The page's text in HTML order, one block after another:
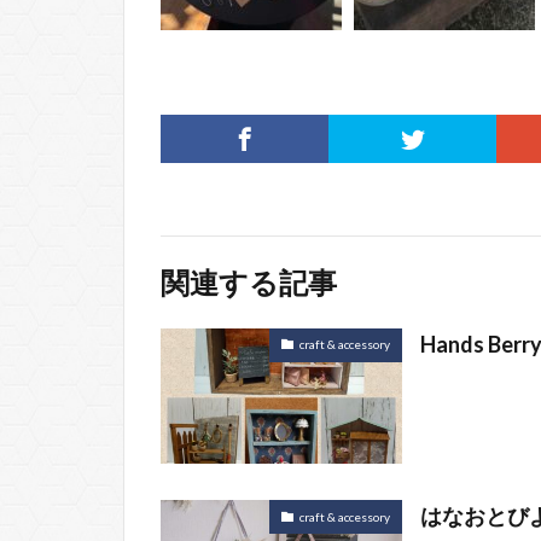
関連する記事
craft & accessory Hands Berry
craft & accessory はなおとび